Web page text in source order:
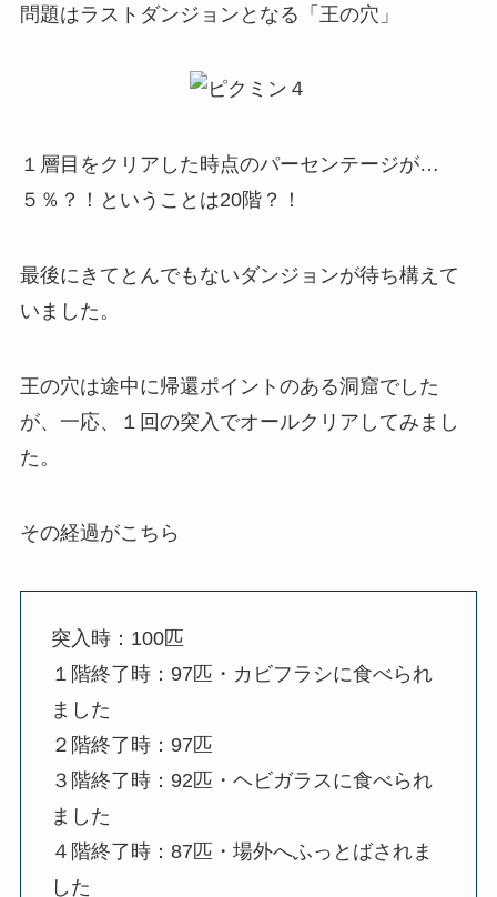
問題はラストダンジョンとなる「王の穴」
１層目をクリアした時点のパーセンテージが…
５％？！ということは20階？！
最後にきてとんでもないダンジョンが待ち構えて
いました。
王の穴は途中に帰還ポイントのある洞窟でした
が、一応、１回の突入でオールクリアしてみまし
た。
その経過がこちら
突入時：100匹
１階終了時：97匹・カビフラシに食べられ
ました
２階終了時：97匹
３階終了時：92匹・ヘビガラスに食べられ
ました
４階終了時：87匹・場外へふっとばされま
した